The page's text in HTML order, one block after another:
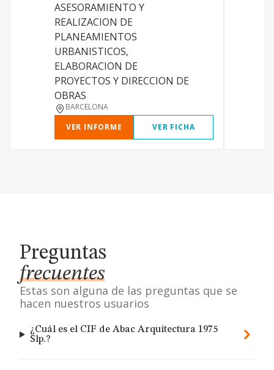
ASESORAMIENTO Y
REALIZACION DE
PLANEAMIENTOS
URBANISTICOS,
ELABORACION DE
PROYECTOS Y DIRECCION DE
OBRAS
BARCELONA
VER INFORME
VER FICHA
Preguntas
frecuentes
Estas son alguna de las preguntas que se
hacen nuestros usuarios
¿Cuál es el CIF de Abac Arquitectura 1975
Slp.?